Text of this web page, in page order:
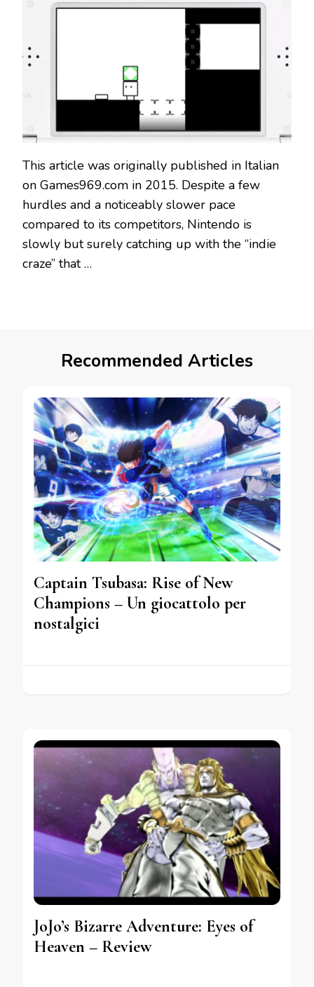
This article was originally published in Italian
on Games969.com in 2015. Despite a few
hurdles and a noticeably slower pace
compared to its competitors, Nintendo is
slowly but surely catching up with the “indie
craze” that …
Recommended Articles
Captain Tsubasa: Rise of New
Champions – Un giocattolo per
nostalgici
JoJo’s Bizarre Adventure: Eyes of
Heaven – Review